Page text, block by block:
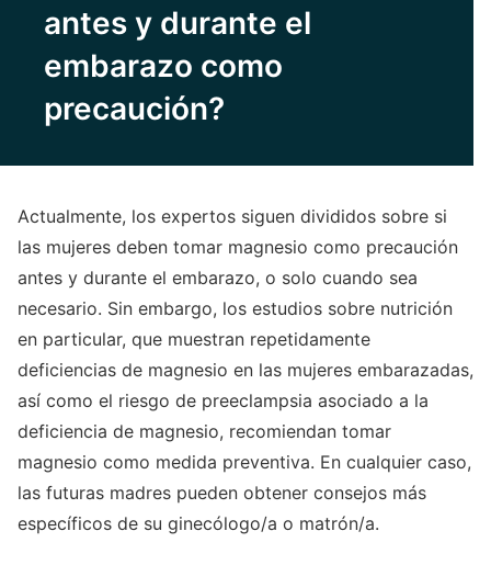
antes y durante el
embarazo como
precaución?
Actualmente, los expertos siguen divididos sobre si
las mujeres deben tomar magnesio como precaución
antes y durante el embarazo, o solo cuando sea
necesario. Sin embargo, los estudios sobre nutrición
en particular, que muestran repetidamente
deficiencias de magnesio en las mujeres embarazadas,
así como el riesgo de preeclampsia asociado a la
deficiencia de magnesio, recomiendan tomar
magnesio como medida preventiva. En cualquier caso,
las futuras madres pueden obtener consejos más
específicos de su ginecólogo/a o matrón/a.